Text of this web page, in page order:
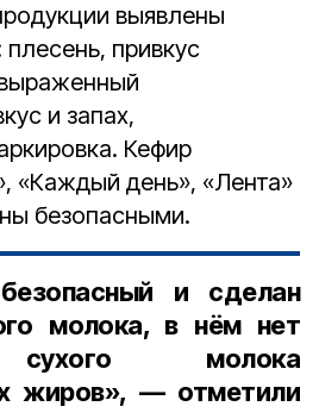
выявлены
привкус
и запах,
Кефир
«Каждый день», «Лента»
безопасными.
и сделан
молока, в нём нет
сухого молока
жиров», — отметили